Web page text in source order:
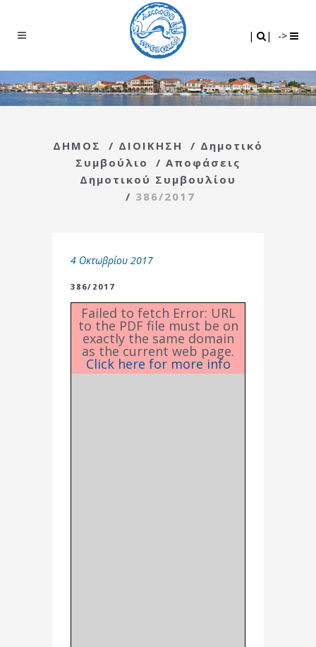
| | ->
ΔΗΜΟΣ / ΔΙΟΙΚΗΣΗ / Δημοτικό
Συμβούλιο
/ Αποφάσεις
Δημοτικού Συμβουλίου
/ 386/2017
4 Οκτωβρίου 2017
386/2017
Failed to fetch Error: URL
to the PDF file must be on
exactly the same domain
as the current web page.
Click here for more info